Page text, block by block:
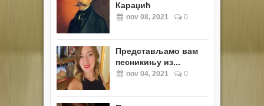
Караџић
nov 08, 2021 0
Представљамо вам
песникињу из...
nov 04, 2021 0